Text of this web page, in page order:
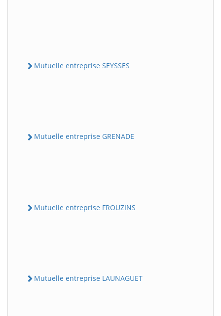
Mutuelle entreprise SEYSSES
Mutuelle entreprise GRENADE
Mutuelle entreprise FROUZINS
Mutuelle entreprise LAUNAGUET